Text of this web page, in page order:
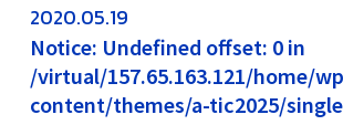
2020.05.19
Notice: Undefined offset: 0 in
/virtual/157.65.163.121/home/
content/themes/a-tic2025/